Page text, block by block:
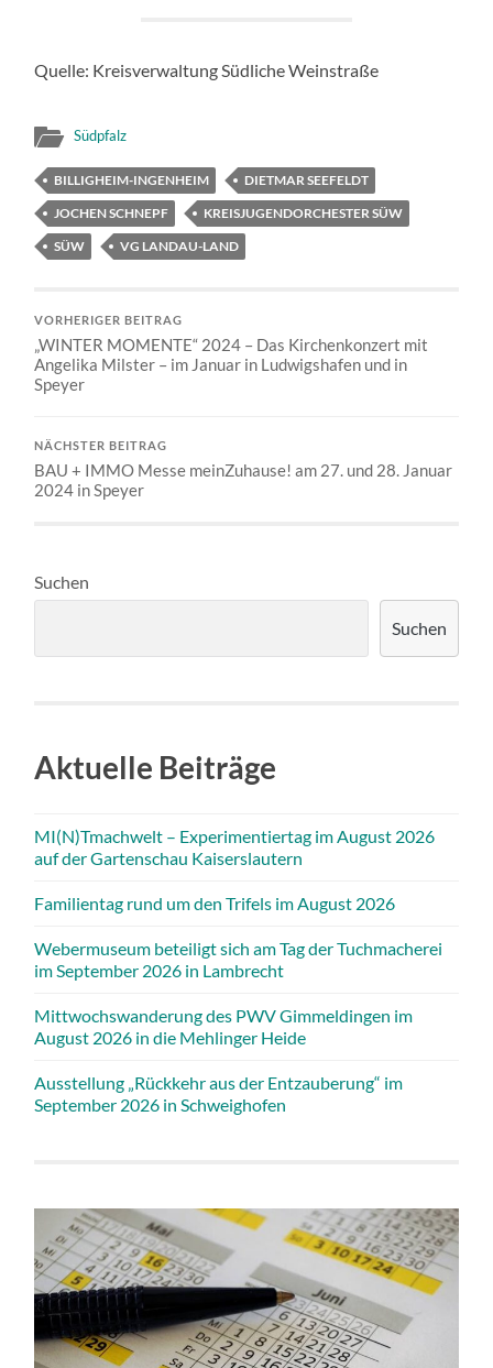
Quelle: Kreisverwaltung Südliche Weinstraße
Südpfalz
BILLIGHEIM-INGENHEIM
DIETMAR SEEFELDT
JOCHEN SCHNEPF
KREISJUGENDORCHESTER SÜW
SÜW
VG LANDAU-LAND
VORHERIGER BEITRAG
„WINTER MOMENTE“ 2024 – Das Kirchenkonzert mit
Angelika Milster – im Januar in Ludwigshafen und in
Speyer
NÄCHSTER BEITRAG
BAU + IMMO Messe meinZuhause! am 27. und 28. Januar
2024 in Speyer
Suchen
Suchen
Aktuelle Beiträge
MI(N)Tmachwelt – Experimentiertag im August 2026
auf der Gartenschau Kaiserslautern
Familientag rund um den Trifels im August 2026
Webermuseum beteiligt sich am Tag der Tuchmacherei
im September 2026 in Lambrecht
Mittwochswanderung des PWV Gimmeldingen im
August 2026 in die Mehlinger Heide
Ausstellung „Rückkehr aus der Entzauberung“ im
September 2026 in Schweighofen